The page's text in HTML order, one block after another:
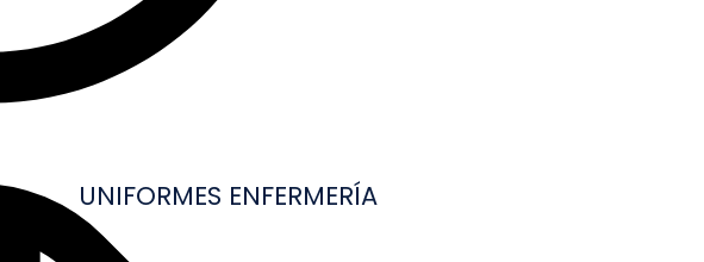
UNIFORMES ENFERMERÍA